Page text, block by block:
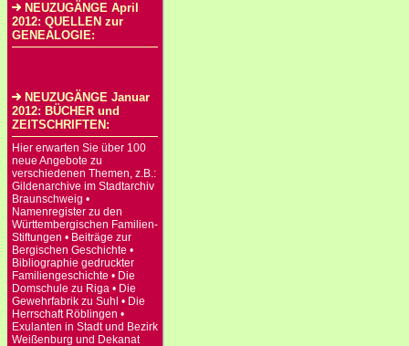
NEUZUGÄNGE April
2012: QUELLEN zur
GENEALOGIE:
NEUZUGÄNGE Januar
2012: BÜCHER und
ZEITSCHRIFTEN:
Hier erwarten Sie über 100
neue Angebote zu
verschiedenen Themen, z.B.:
Gildenarchive im Stadtarchiv
Braunschweig •
Namenregister zu den
Württembergischen Familien-
Stiftungen • Beiträge zur
Bergischen Geschichte •
Bibliographie gedruckter
Familiengeschichte • Die
Domschule zu Riga • Die
Gewehrfabrik zu Suhl • Die
Herrschaft Röblingen •
Exulanten in Stadt und Bezirk
Weißenburg und Dekanat